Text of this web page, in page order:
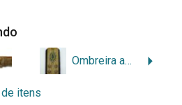
Ombreira amovível (platina) com insígnia de oficial‑general
itens